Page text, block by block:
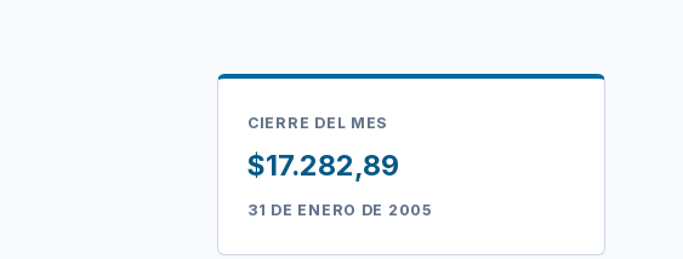
CIERRE DEL MES
$17.282,89
31 DE ENERO DE 2005